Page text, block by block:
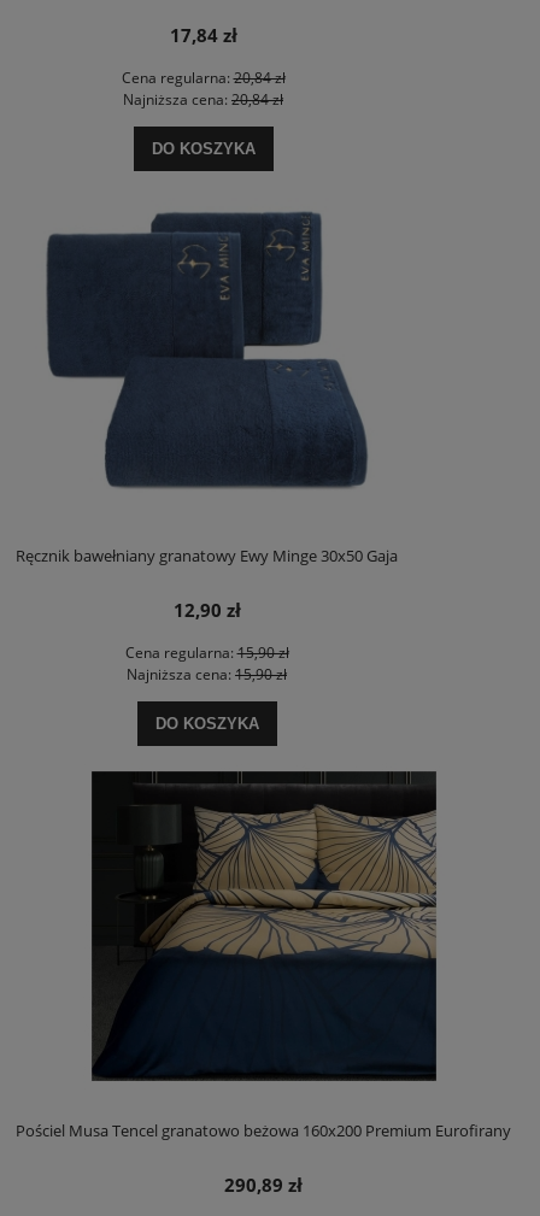
17,84 zł
Cena regularna:20,84 zł
Najniższa cena: 20,84 zł
DO KOSZYKA
Ręcznik bawełniany granatowy Ewy Minge 30x50 Gaja
12,90 zł
Cena regularna:15,90 zł
Najniższa cena: 15,90 zł
DO KOSZYKA
Pościel Musa Tencel granatowo beżowa 160x200 Premium Eurofirany
290,89 zł